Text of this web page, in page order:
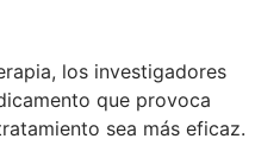
los investigadores
que provoca
sea más eficaz.